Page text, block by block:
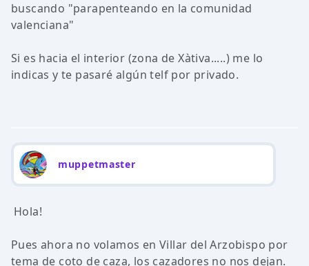
buscando "parapenteando en la comunidad
valenciana"
Si es hacia el interior (zona de Xàtiva.....) me lo
indicas y te pasaré algún telf por privado.
muppetmaster
Hola!
Pues ahora no volamos en Villar del Arzobispo por
tema de coto de caza, los cazadores no nos dejan.